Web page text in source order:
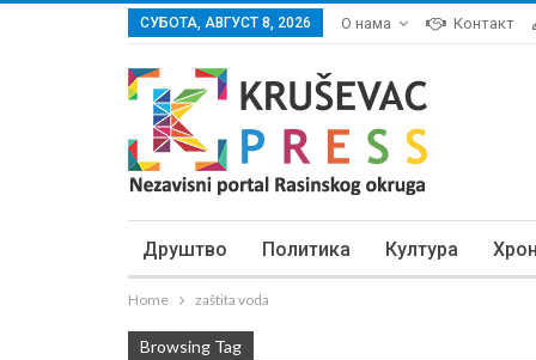
СУБОТА, АВГУСТ 8, 2026 О нама Контакт
Друштво Политика Култура
Home zaštita voda
Browsing Tag